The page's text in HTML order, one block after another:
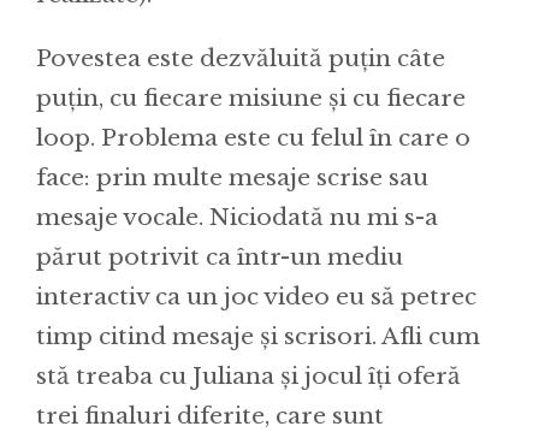
Povestea este dezvăluită puțin câte
puțin, cu fiecare misiune și cu fiecare
loop. Problema este cu felul în care o
face: prin multe mesaje scrise sau
mesaje vocale. Niciodată nu mi s-a
părut potrivit ca într-un mediu
interactiv ca un joc video eu să petrec
timp citind mesaje și scrisori. Afli cum
stă treaba cu Juliana și jocul îți oferă
trei finaluri diferite, care sunt